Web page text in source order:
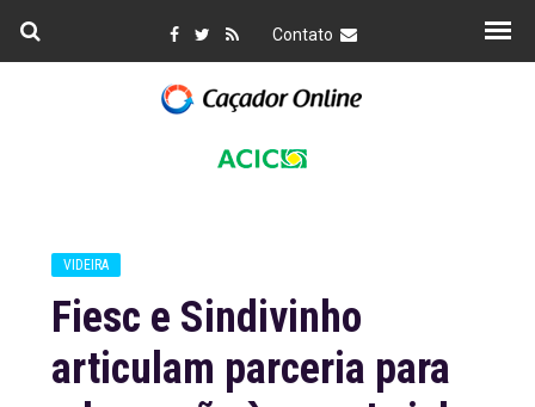
Contato
VIDEIRA
Fiesc e Sindivinho
articulam parceria para